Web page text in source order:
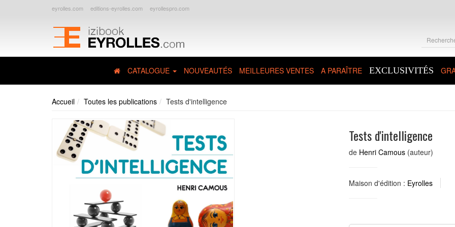
eyrolles.com editions-eyrolles.com eyrollespro.com
CATALOGUE NOUVEAUTÉS MEILLEURES VENTES A PARAÎTRE EXCLUSIVITÉS
Accueil Toutes les publications Tests d'intelligence
Tests d'intelligence
de Henri Camous (auteur)
Maison d'édition : Eyrolles